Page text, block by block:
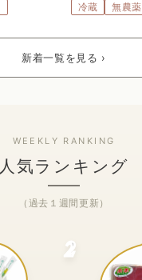
冷蔵 無農薬
新着一覧を見る ›
人気ランキング
（過去１週間更新）
2